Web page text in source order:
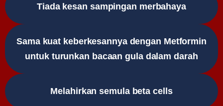
Tiada kesan sampingan merbahaya
Sama kuat keberkesannya dengan Metformin
untuk turunkan bacaan gula dalam darah
Melahirkan semula beta cells